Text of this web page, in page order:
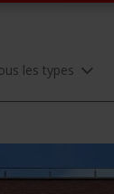
les types